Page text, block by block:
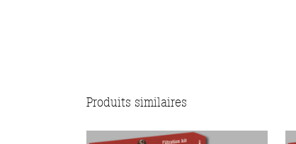
Produits similaires